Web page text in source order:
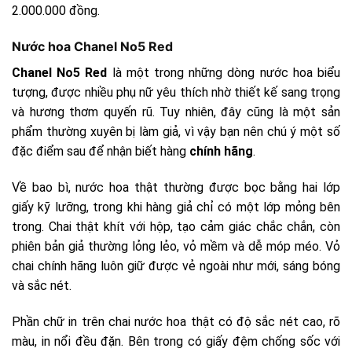
2.000.000 đồng.
Nước hoa Chanel No5 Red
Chanel No5 Red là một trong những dòng nước hoa biểu
tượng, được nhiều phụ nữ yêu thích nhờ thiết kế sang trọng
và hương thơm quyến rũ. Tuy nhiên, đây cũng là một sản
phẩm thường xuyên bị làm giả, vì vậy bạn nên chú ý một số
đặc điểm sau để nhận biết hàng chính hãng.
Về bao bì, nước hoa thật thường được bọc bằng hai lớp
giấy kỹ lưỡng, trong khi hàng giả chỉ có một lớp mỏng bên
trong. Chai thật khít với hộp, tạo cảm giác chắc chắn, còn
phiên bản giả thường lỏng lẻo, vỏ mềm và dễ móp méo. Vỏ
chai chính hãng luôn giữ được vẻ ngoài như mới, sáng bóng
và sắc nét.
Phần chữ in trên chai nước hoa thật có độ sắc nét cao, rõ
màu, in nổi đều đặn. Bên trong có giấy đệm chống sốc với